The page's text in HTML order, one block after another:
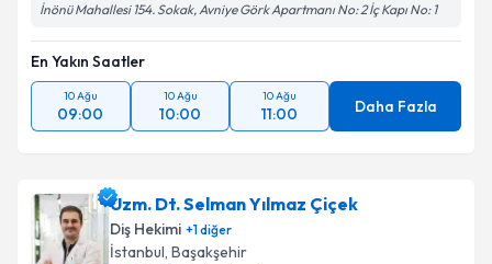
İnönü Mahallesi 154. Sokak, Avniye Görk Apartmanı No: 2 İç Kapı No: 1
En Yakın Saatler
10 Ağu
09:00
10 Ağu
10:00
10 Ağu
11:00 Daha Fazla
Uzm. Dt. Selman Yılmaz Çiçek
Diş Hekimi +1diğer
İstanbul, Başakşehir